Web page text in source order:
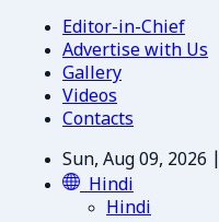
Editor-in-Chief
Advertise with Us
Gallery
Videos
Contacts
Sun, Aug 09, 2026
Hindi
Hindi